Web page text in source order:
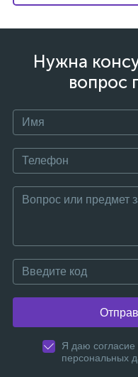
Нужна
вопрос
Я даю согласие
персональных